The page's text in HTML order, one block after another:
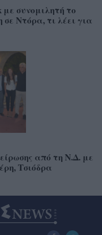
συνομιλητή το
Ντόρα, τι λέει για
από τη Ν.Δ. με
Τσιόδρα